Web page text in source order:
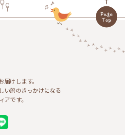
けします。
い旅のきっかけになる
アです。